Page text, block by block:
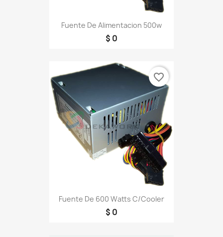
Fuente De Alimentacion 500w
$ 0
Fuente De 600 Watts C/cooler
$ 0
favorite_border